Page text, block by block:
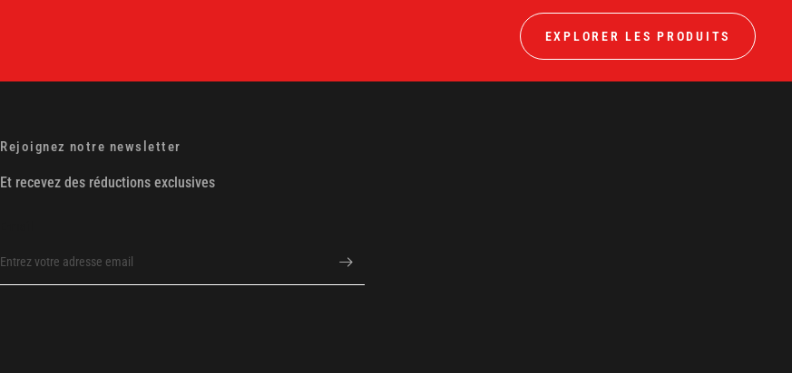
EXPLORER LES PRODUITS
Rejoignez notre newsletter
Et recevez des réductions exclusives